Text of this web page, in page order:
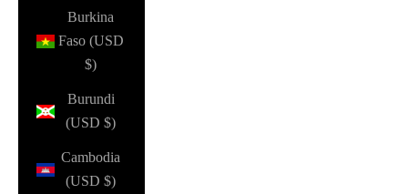
Burkina
Faso (USD
$)
Burundi
(USD $)
Cambodia
(USD $)